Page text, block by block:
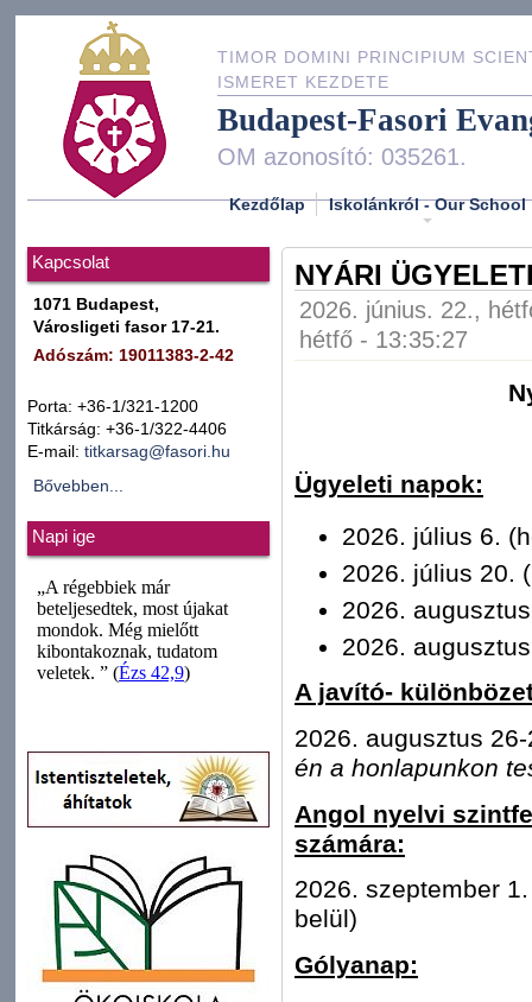
TIMOR DOMINI PRINCIPIUM
ISMERET KEZDETE
Budapest-Fasori
OM azonosító: 035261.
Kezdőlap Iskolánkról - Our School
Kapcsolat
1071 Budapest,
Városligeti fasor 17-21.
Adószám: 19011383-2-42
Porta: +36-1/321-1200
Titkárság: +36-1/322-4406
E-mail: titkarsag@fasori.hu
Bővebben...
Napi ige
NYÁRI
2026. június. 22.,
hétfő - 13:35:27
Ügyeleti napok:
2026. július 6.
2026. július 20.
2026.
2026.
A javító-
2026. augusztus
én a honlapunkon
Angol nyelvi
számára:
2026. szeptember
belül)
Gólyanap: